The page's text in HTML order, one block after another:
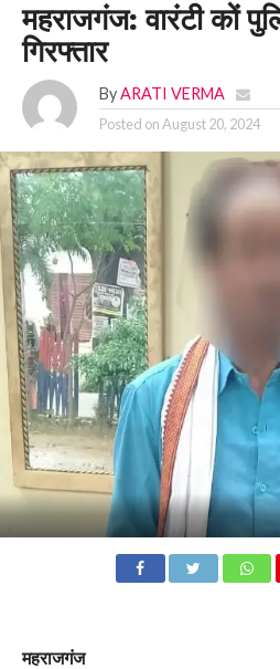
महराजगंज: वारंटी कों
गिरफ्तार
By ARATI VERMA
Posted onAugust 20, 2024
महराजगंज